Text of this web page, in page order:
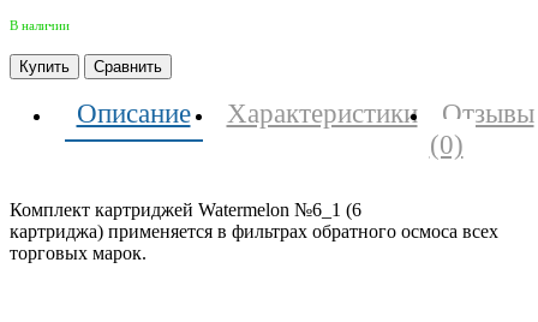
В наличии
Купить Сравнить
Описание Характеристики
Отзывы
(0)
Комплект картриджей Watermelon №6_1 (6
картриджа) применяется в фильтрах обратного осмоса всех
торговых марок.